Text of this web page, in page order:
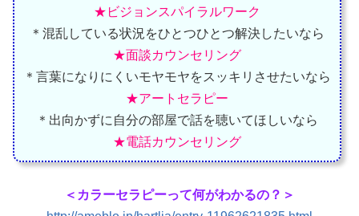
★ビジョンスパイラルワーク
＊混乱している状況をひとつひとつ解決したいなら
★面談カウンセリング
＊言葉になりにくいモヤモヤをスッキリさせたいなら
★アートセラピー
＊出向かずに自分の部屋で話を聴いてほしいなら
★電話カウンセリング
＜カラーセラピーって何がわかるの？＞